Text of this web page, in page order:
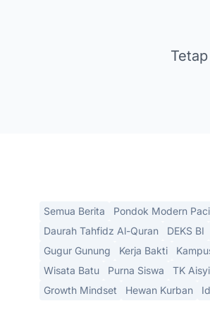
Semua Berita Pondok Modern
Daurah Tahfidz Al-Quran
DEKS BI
Gugur Gunung
Kerja Bakti
Wisata Batu
Purna Siswa TK
Growth Mindset
Hewan Kurban